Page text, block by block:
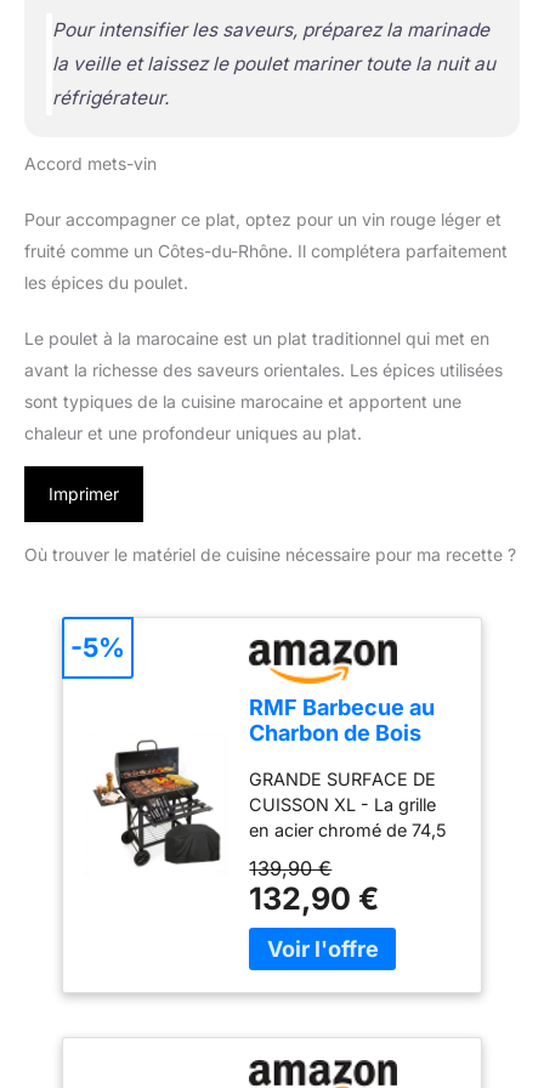
Pour intensifier les saveurs, préparez la marinade
la veille et laissez le poulet mariner toute la nuit au
réfrigérateur.
Accord mets-vin
Pour accompagner ce plat, optez pour un vin rouge léger et
fruité comme un Côtes-du-Rhône. Il complétera parfaitement
les épices du poulet.
Le poulet à la marocaine est un plat traditionnel qui met en
avant la richesse des saveurs orientales. Les épices utilisées
sont typiques de la cuisine marocaine et apportent une
chaleur et une profondeur uniques au plat.
Imprimer
Où trouver le matériel de cuisine nécessaire pour ma recette ?
RMF Barbecue au
Charbon de Bois
Thermomètre
Intégré - Kit
d'Accessoires et
Housse inclus,
Chariot en Acier
Résistant avec
Roues, Étagères
Latérales Pliables,
Tiroir Ramasse-
GRANDE SURFACE DE
CUISSON XL - La grille
en acier chromé de 74,5
une surface totale de 2
868 centimètres carrés ;
cet espace permet di
cuire simultanément de
pour le maintien au
chaud SURVEILLANCE
139,90 €
132,90 €
-5%